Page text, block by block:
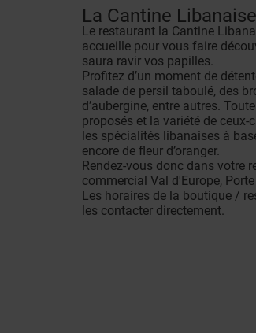
La Cantine Libanaise
Le restaurant la Cantine
accueille pour vous faire
saura ravir vos papilles.
Profitez d’un moment de
salade de persil taboulé, des
d’aubergine, entre autres.
proposés et la variété de ceux-
les spécialités libanaises à
encore de fleur d’oranger.
Rendez-vous donc dans votre
commercial Val d'Europe,
Les horaires de la boutique /
les contacter directement.